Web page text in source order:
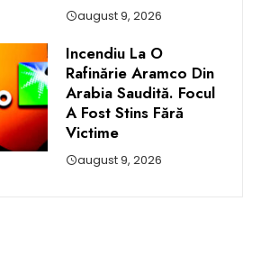
august 9, 2026
Incendiu La O
Rafinărie Aramco Din
Arabia Saudită. Focul
A Fost Stins Fără
Victime
august 9, 2026